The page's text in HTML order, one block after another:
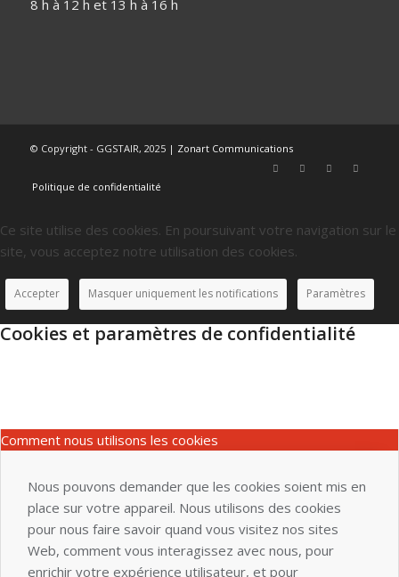
8 h à 12 h et 13 h à 16 h
© Copyright - GGSTAIR, 2025 | Zonart Communications
Politique de confidentialité
Ce site utilise des cookies. En poursuivant votre navigation sur le
site, vous acceptez notre utilisation des cookies.
Accepter Masquer uniquement les notifications Paramètres
Cookies et paramètres de confidentialité
Comment nous utilisons les cookies
Nous pouvons demander que les cookies soient mis en
place sur votre appareil. Nous utilisons des cookies
pour nous faire savoir quand vous visitez nos sites
Web, comment vous interagissez avec nous, pour
enrichir votre expérience utilisateur, et pour